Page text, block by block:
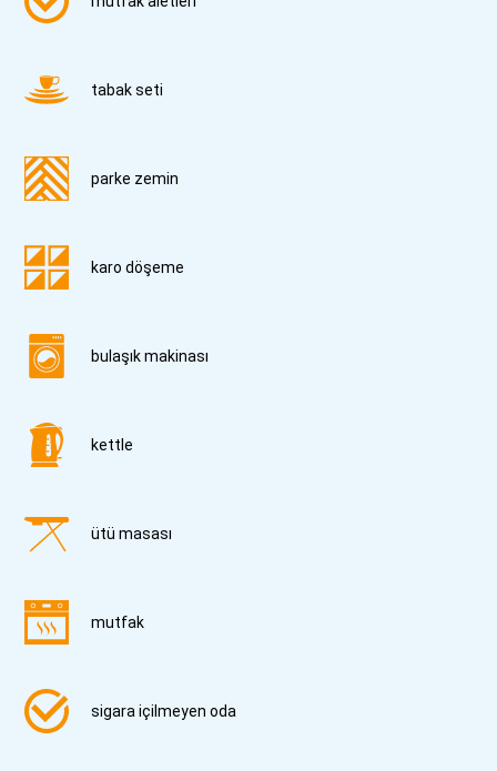
tabak seti
parke zemin
karo döşeme
bulaşık makinası
kettle
ütü masası
mutfak
sigara içilmeyen oda